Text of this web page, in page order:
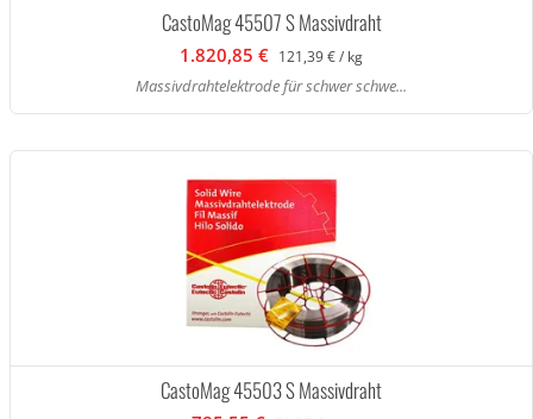
CastoMag 45507 S Massivdraht
1.820,85 € 121,39 € / kg
Massivdrahtelektrode für schwer schwe...
CastoMag 45503 S Massivdraht